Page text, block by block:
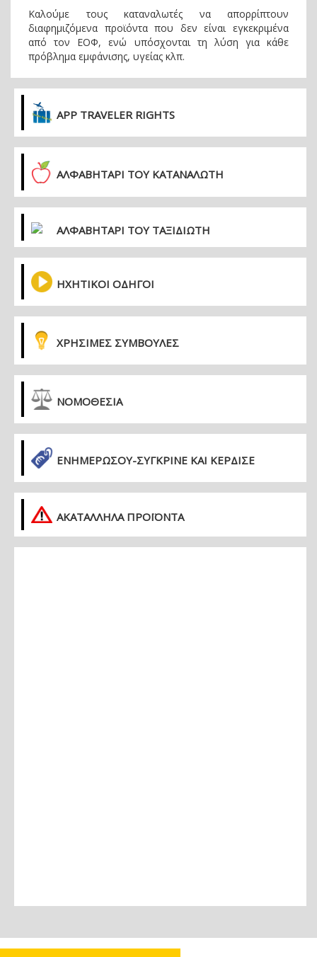
Καλούμε τους καταναλωτές να απορρίπτουν
διαφημιζόμενα προϊόντα που δεν είναι εγκεκριμένα
από τον ΕΟΦ, ενώ υπόσχονται τη λύση για κάθε
πρόβλημα εμφάνισης, υγείας κλπ.
APP TRAVELER RIGHTS
ΑΛΦΑΒΗΤΑΡΙ ΤΟΥ ΚΑΤΑΝΑΛΩΤΗ
ΑΛΦΑΒΗΤΑΡΙ ΤΟΥ ΤΑΞΙΔΙΩΤΗ
ΗΧΗΤΙΚΟΙ ΟΔΗΓΟΙ
ΧΡΗΣΙΜΕΣ ΣΥΜΒΟΥΛΕΣ
ΝΟΜΟΘΕΣΙΑ
ΕΝΗΜΕΡΏΣΟΥ-ΣΎΓΚΡΙΝΕ ΚΑΙ ΚΈΡΔΙΣΕ
ΑΚΑΤΑΛΛΗΛΑ ΠΡΟΪΟΝΤΑ